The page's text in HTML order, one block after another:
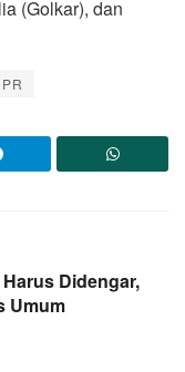
(Golkar), dan
Didengar,
Umum